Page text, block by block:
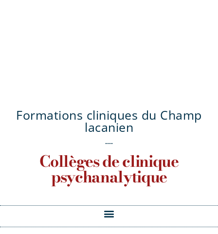
Formations cliniques du Champ
lacanien
Collèges de clinique
psychanalytique